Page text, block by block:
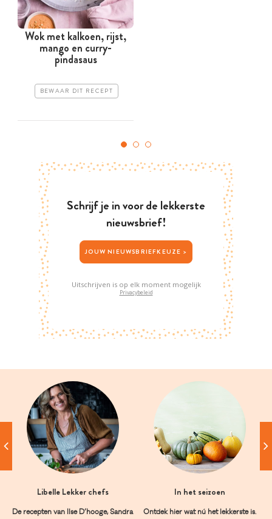
Wok met kalkoen, rijst,
mango en curry-
pindasaus
BEWAAR DIT RECEPT
Schrijf je in voor de lekkerste
nieuwsbrief!
JOUW NIEUWSBRIEFKEUZE >
Uitschrijven is op elk moment mogelijk
Privacybeleid
Libelle Lekker chefs
De recepten van Ilse D’hooge, Sandra
In het seizoen
Ontdek hier wat nú het lekkerste is.